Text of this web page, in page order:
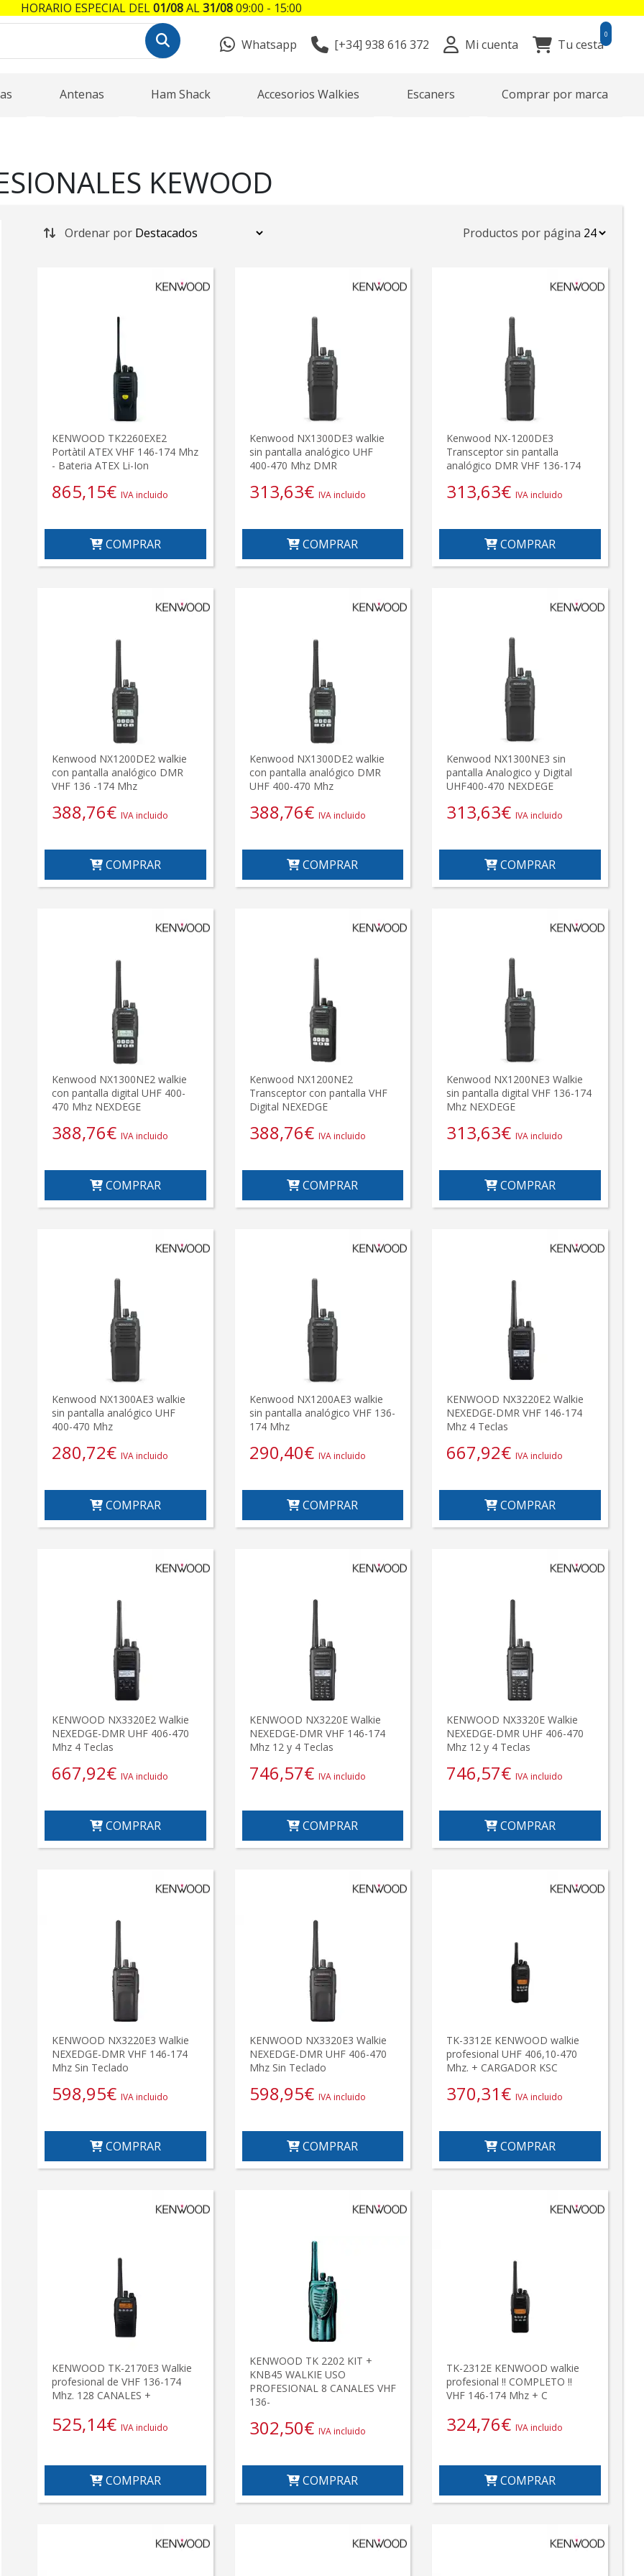
Whatsapp [+34] 938 616 372 Mi cuenta Tu cesta
0
Antenas Ham Shack Accesorios Walkies Escaners Comprar por marca
KEWOOD
Ordenar por Productos por página
KENWOOD TK2260EXE2
Portàtil ATEX VHF 146-174 Mhz
- Bateria ATEX Li-Ion
865,15€ IVA incluido
COMPRAR
Kenwood NX1300DE3 walkie
sin pantalla analógico UHF
400-470 Mhz DMR
313,63€ IVA incluido
COMPRAR
Kenwood NX-1200DE3
Transceptor sin pantalla
analógico DMR VHF 136-174
313,63€ IVA incluido
COMPRAR
Kenwood NX1200DE2 walkie
con pantalla analógico DMR
VHF 136 -174 Mhz
388,76€ IVA incluido
COMPRAR
Kenwood NX1300DE2 walkie
con pantalla analógico DMR
UHF 400-470 Mhz
388,76€ IVA incluido
COMPRAR
Kenwood NX1300NE3 sin
pantalla Analogico y Digital
UHF400-470 NEXDEGE
313,63€ IVA incluido
COMPRAR
Kenwood NX1300NE2 walkie
con pantalla digital UHF 400-
470 Mhz NEXDEGE
388,76€ IVA incluido
COMPRAR
Kenwood NX1200NE2
Transceptor con pantalla VHF
Digital NEXEDGE
388,76€ IVA incluido
COMPRAR
Kenwood NX1200NE3 Walkie
sin pantalla digital VHF 136-174
Mhz NEXDEGE
313,63€ IVA incluido
COMPRAR
Kenwood NX1300AE3 walkie
sin pantalla analógico UHF
400-470 Mhz
280,72€ IVA incluido
COMPRAR
Kenwood NX1200AE3 walkie
sin pantalla analógico VHF 136-
174 Mhz
290,40€ IVA incluido
COMPRAR
KENWOOD NX3220E2 Walkie
NEXEDGE-DMR VHF 146-174
Mhz 4 Teclas
667,92€ IVA incluido
COMPRAR
KENWOOD NX3320E2 Walkie
NEXEDGE-DMR UHF 406-470
Mhz 4 Teclas
667,92€ IVA incluido
COMPRAR
KENWOOD NX3220E Walkie
NEXEDGE-DMR VHF 146-174
Mhz 12 y 4 Teclas
746,57€ IVA incluido
COMPRAR
KENWOOD NX3320E Walkie
NEXEDGE-DMR UHF 406-470
Mhz 12 y 4 Teclas
746,57€ IVA incluido
COMPRAR
KENWOOD NX3220E3 Walkie
NEXEDGE-DMR VHF 146-174
Mhz Sin Teclado
598,95€ IVA incluido
COMPRAR
KENWOOD NX3320E3 Walkie
NEXEDGE-DMR UHF 406-470
Mhz Sin Teclado
598,95€ IVA incluido
COMPRAR
TK-3312E KENWOOD walkie
profesional UHF 406,10-470
Mhz. + CARGADOR KSC
370,31€ IVA incluido
COMPRAR
KENWOOD TK-2170E3 Walkie
profesional de VHF 136-174
Mhz. 128 CANALES +
525,14€ IVA incluido
COMPRAR
KENWOOD TK 2202 KIT +
KNB45 WALKIE USO
PROFESIONAL 8 CANALES VHF
136-
302,50€ IVA incluido
COMPRAR
TK-2312E KENWOOD walkie
profesional !! COMPLETO !!
VHF 146-174 Mhz + C
324,76€ IVA incluido
COMPRAR
HORARIO ESPECIAL DEL01/08AL31/0809:00 - 15:00